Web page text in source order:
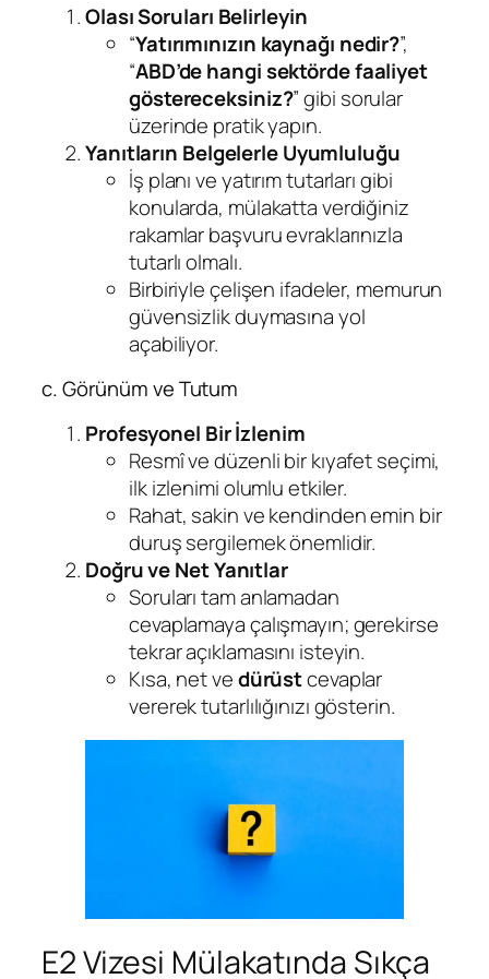
Olası Soruları Belirleyin
“Yatırımınızın kaynağı nedir?”,
“ABD’de hangi sektörde faaliyet
göstereceksiniz?” gibi sorular
üzerinde pratik yapın.
Yanıtların Belgelerle Uyumluluğu
İş planı ve yatırım tutarları gibi
konularda, mülakatta verdiğiniz
rakamlar başvuru evraklarınızla
tutarlı olmalı.
Birbiriyle çelişen ifadeler, memurun
güvensizlik duymasına yol
açabiliyor.
c. Görünüm ve Tutum
Profesyonel Bir İzlenim
Resmî ve düzenli bir kıyafet seçimi,
ilk izlenimi olumlu etkiler.
Rahat, sakin ve kendinden emin bir
duruş sergilemek önemlidir.
Doğru ve Net Yanıtlar
Soruları tam anlamadan
cevaplamaya çalışmayın; gerekirse
tekrar açıklamasını isteyin.
Kısa, net vedürüstcevaplar
vererek tutarlılığınızı gösterin.
E2 Vizesi Mülakatında Sıkça